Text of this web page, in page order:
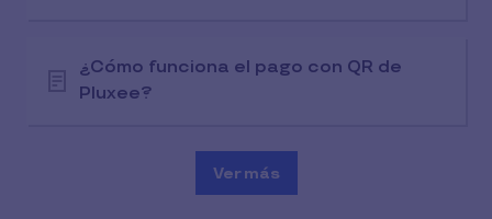
¿Cómo funciona el pago con QR de
Pluxee?
Ver más